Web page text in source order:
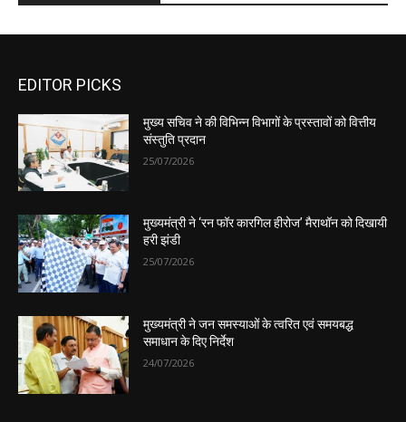
EDITOR PICKS
मुख्य सचिव ने की विभिन्न विभागों के प्रस्तावों को वित्तीय
संस्तुति प्रदान
25/07/2026
मुख्यमंत्री ने ‘रन फॉर कारगिल हीरोज’ मैराथॉन को दिखायी
हरी झंडी
25/07/2026
मुख्यमंत्री ने जन समस्याओं के त्वरित एवं समयबद्ध
समाधान के दिए निर्देश
24/07/2026